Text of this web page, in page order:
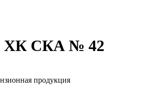
ХК СКА № 42
продукция